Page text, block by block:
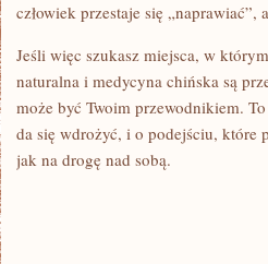
człowiek przestaje się „naprawiać”,
Jeśli więc szukasz miejsca, w
naturalna i medycyna chińska są
może być Twoim przewodnikiem.
da się wdrożyć, i o podejściu, które
jak na drogę nad sobą.